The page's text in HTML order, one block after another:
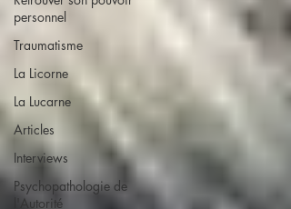
personnel
Traumatisme
La Licorne
La Lucarne
Articles
Interviews
Psychopathologie de
l'Autorité